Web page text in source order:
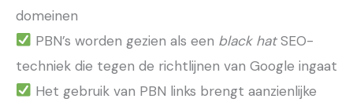
domeinen
PBN’s worden gezien als een black hatSEO-
techniek die tegen de richtlijnen van Google ingaat
Het gebruik van PBN links brengt aanzienlijke